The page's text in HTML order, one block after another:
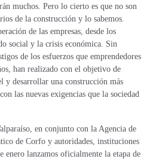
muchos. Pero lo cierto es que no son
de la construcción y lo sabemos.
de las empresas, desde los
social y la crisis económica. Sin
de los esfuerzos que emprendedores
han realizado con el objetivo de
y desarrollar una construcción más
las nuevas exigencias que la sociedad
en conjunto con la Agencia de
de Corfo y autoridades, instituciones
enero lanzamos oficialmente la etapa de